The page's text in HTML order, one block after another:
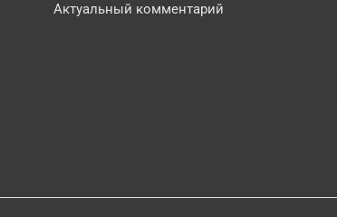
Актуальный комментарий